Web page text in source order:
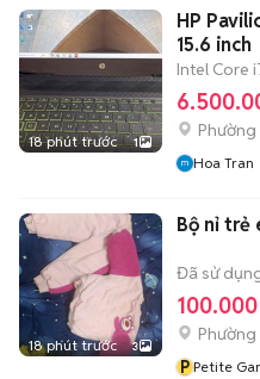
18 phút trước 1
HP
15.6 inch
Intel Core
Phường
Hoa Tran
18 phút trước 3
Bộ nỉ trẻ
Đã sử
P Petite